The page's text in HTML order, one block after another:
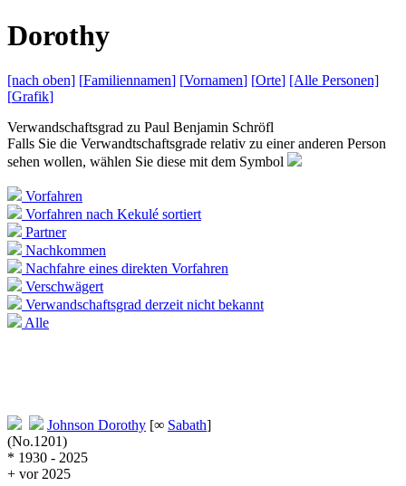
Dorothy
[nach oben] [Familiennamen] [Vornamen] [Orte] [Alle Personen]
[Grafik]
Verwandschaftsgrad zu Paul Benjamin Schröfl
Falls Sie die Verwandtschaftsgrade relativ zu einer anderen Person
sehen wollen, wählen Sie diese mit dem Symbol
Vorfahren
Vorfahren nach Kekulé sortiert
Partner
Nachkommen
Nachfahre eines direkten Vorfahren
Verschwägert
Verwandschaftsgrad derzeit nicht bekannt
Alle
Johnson Dorothy [∞ Sabath]
(No.1201)
* 1930 - 2025
+ vor 2025